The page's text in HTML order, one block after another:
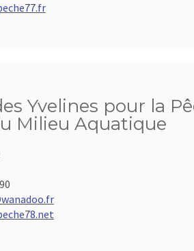
Yvelines pour la
Milieu Aquatique